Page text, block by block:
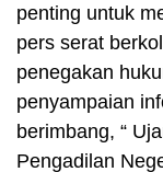
penting untuk
pers serat
penegakan
penyampaian
berimbang, “
Pengadilan